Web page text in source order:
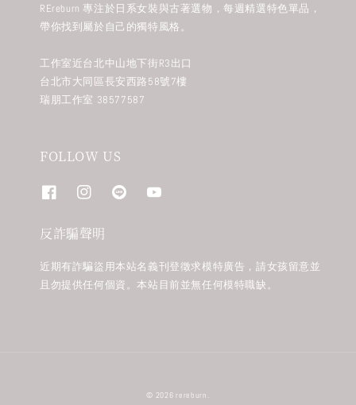
REreburn 專注於日系女裝與古著選物，每週精選特色單品，
帶你找到屬於自己的獨特風格。
工作室近台北中山地下街R3出口
台北市大同區長安西路58號7樓
瑞朋工作室 38577587
FOLLOW US
反詐騙聲明
近期有詐騙盜用本站名義刊登徵求模特廣告，請女孩留意並
且勿提供任何個資。本站目前並無任何模特職缺。
© 2026 rereburn.